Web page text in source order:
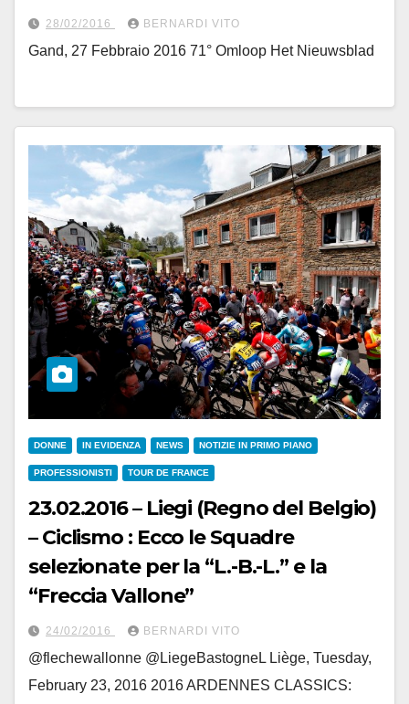
28/02/2016 BERNARDI VITO
Gand, 27 Febbraio 2016 71° Omloop Het Nieuwsblad
DONNE IN EVIDENZA NEWS NOTIZIE IN PRIMO PIANO
PROFESSIONISTI TOUR DE FRANCE
23.02.2016 – Liegi (Regno del Belgio)
– Ciclismo : Ecco le Squadre
selezionate per la “L.-B.-L.” e la
“Freccia Vallone”
24/02/2016 BERNARDI VITO
@flechewallonne @LiegeBastogneL Liège, Tuesday,
February 23, 2016 2016 ARDENNES CLASSICS: